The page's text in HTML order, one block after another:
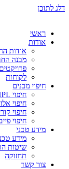
דלג לתוכן
ראשי
אודות
אודות
מבנה
פרויקטים
לקוחות
חיפוי מבנים
חיפוי HPL
חיפוי
חיפוי
חיפוי
מידע טכני
מידע
שיטות
תחזוקה
צור קשר